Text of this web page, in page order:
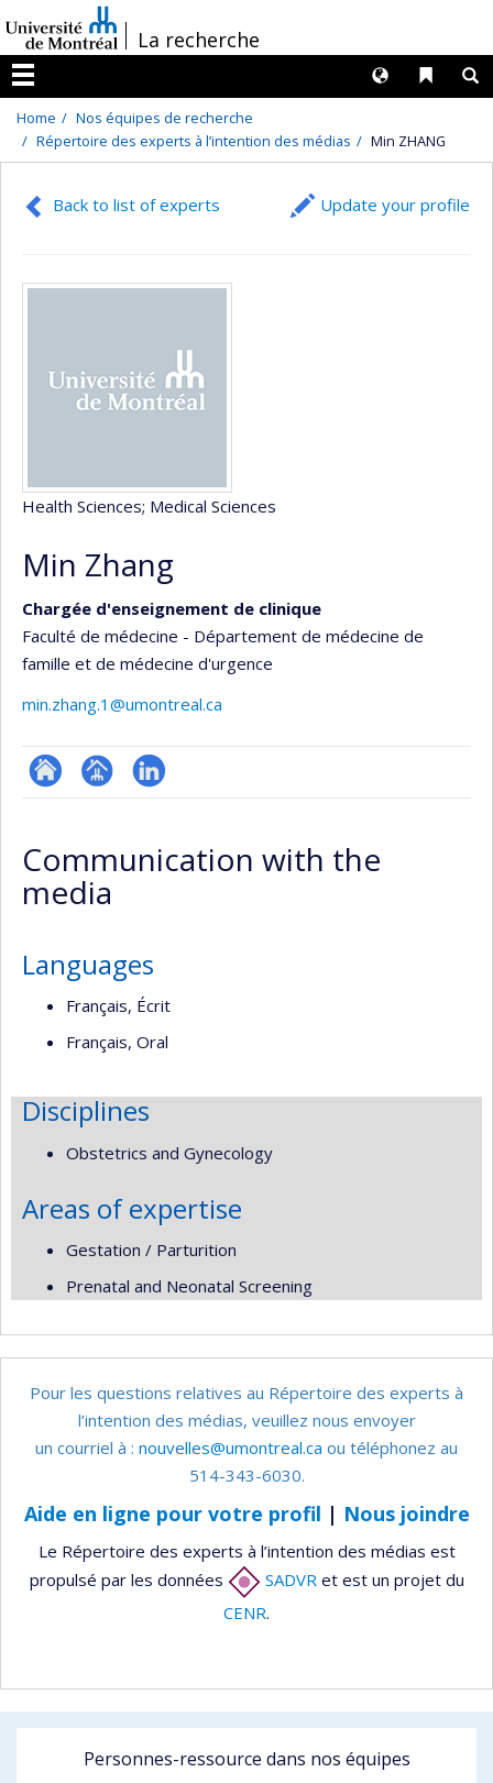
au
contenu
/La recherche
Menu
Liens
Langues
Home
Nos équipes de recherche
Répertoire des experts à l’intention des médias
Min ZHANG
Back to list of experts Update your profile
Health Sciences; Medical Sciences
Min Zhang
Chargée d'enseignement de clinique
Faculté de médecine - Département de médecine de
famille et de médecine d'urgence
min.zhang.1@umontreal.ca
ResearchGate
Page
(faculté,département,école)
LinkedIn
Communication with the
media
Languages
Français, Écrit
Français, Oral
Disciplines
Obstetrics and Gynecology
Areas of expertise
Gestation / Parturition
Prenatal and Neonatal Screening
Pour les questions relatives au Répertoire des experts à
l’intention des médias, veuillez nous envoyer
un courriel à : nouvelles@umontreal.ca ou téléphonez au
514-343-6030.
Aide en ligne pour votre profil | Nous joindre
Le Répertoire des experts à l’intention des médias est
propulsé par les données
SADVRet est un projet du
CENR.
Personnes-ressource dans nos équipes